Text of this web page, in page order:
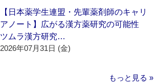
【日本薬学生連盟・先輩薬剤師のキャリ
アノート】広がる漢方薬研究の可能性
ツムラ漢方研究…
2026年07月31日 (金)
もっと見る »